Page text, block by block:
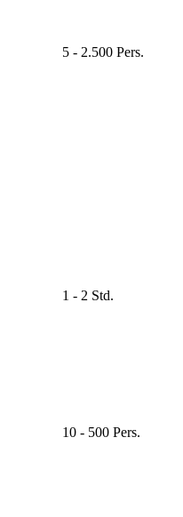
5 - 2.500 Pers.
1 - 2 Std.
10 - 500 Pers.